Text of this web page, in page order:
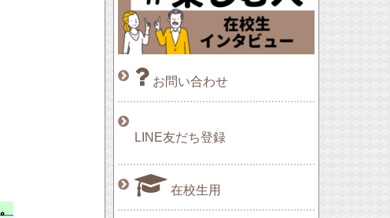
。
お問い合わせ
LINE友だち登録
在校生用